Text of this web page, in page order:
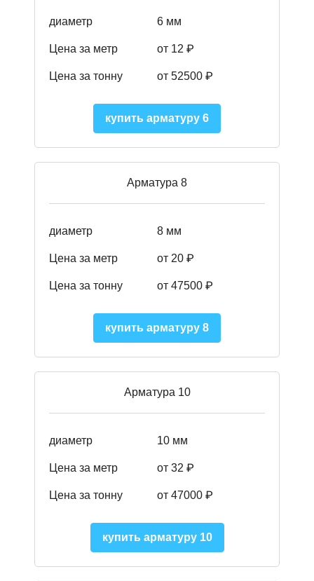
диаметр 6 мм
Цена за метр от 12 ₽
Цена за тонну от 52500 ₽
купить арматуру 6
Арматура 8
диаметр 8 мм
Цена за метр от 20 ₽
Цена за тонну от 47500 ₽
купить арматуру 8
Арматура 10
диаметр 10 мм
Цена за метр от 32 ₽
Цена за тонну от 47000 ₽
купить арматуру 10